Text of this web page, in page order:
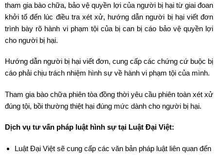
tham gia bào chữa, bảo vệ quyền lợi của người bị hại từ giai đoan
khởi tố đến lúc điều tra xét xử, hướng dẫn người bị hại viết đơn
trình bày rõ hành vi phạm tội của bị can bị cáo bảo vệ quyền lợi
cho người bị hại.
Hướng dẫn người bị hại viết đơn, cung cấp các chứng cứ buộc bị
cáo phải chịu trách nhiệm hình sự về hành vi phạm tội của mình.
Tham gia bào chữa phiên tòa đồng thời yêu cầu phiên toàn xét xử
đúng tội, bồi thường thiệt hại đúng mức dành cho người bị hại.
Dịch vụ tư vấn pháp luật hình sự tại Luật Đại Việt:
Luật Đại Việt sẽ cung cấp các văn bản pháp luật liên quan đến